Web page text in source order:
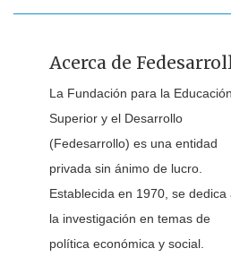
Acerca de
La Fundación para la Educación
Superior y el Desarrollo
(Fedesarrollo) es una entidad
privada sin ánimo de lucro.
Establecida en 1970, se dedica
la investigación en temas de
política económica y social.